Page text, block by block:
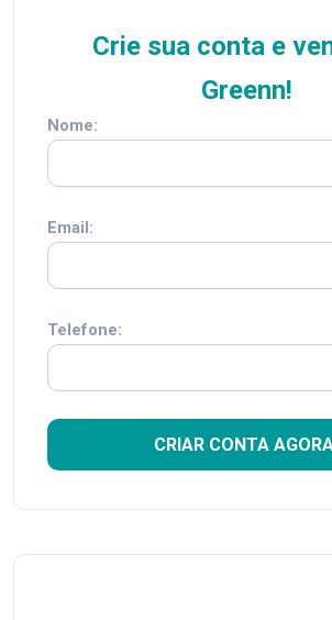
Crie sua conta e
Greenn!
Nome:
Email:
Telefone: